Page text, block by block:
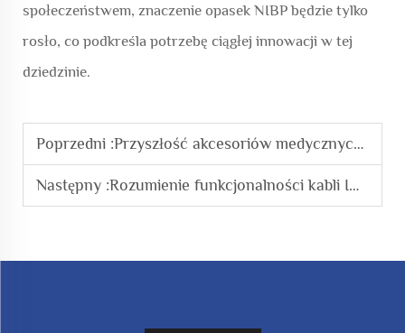
społeczeństwem, znaczenie opasek NIBP będzie tylko
rosło, co podkreśla potrzebę ciągłej innowacji w tej
dziedzinie.
Poprzedni :Przyszłość akcesoriów medycznych: innowacje w przewodach temperaturowych
Następny :Rozumienie funkcjonalności kabli IBP w jednostkach intensywnej opieki. Jak akcesoria medyczne kształtują przyszłość telemedycyny